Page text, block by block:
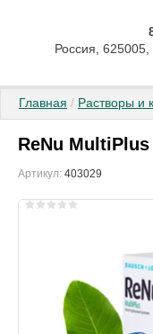
Россия,
Главная / Растворы и
ReNu
Артикул: 403029